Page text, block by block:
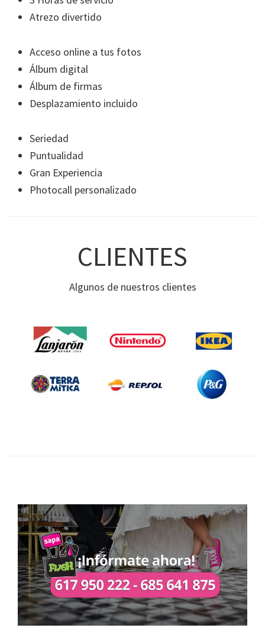
Atrezo divertido
Acceso online a tus fotos
Álbum digital
Álbum de firmas
Desplazamiento incluido
Seriedad
Puntualidad
Gran Experiencia
Photocall personalizado
CLIENTES
Algunos de nuestros clientes